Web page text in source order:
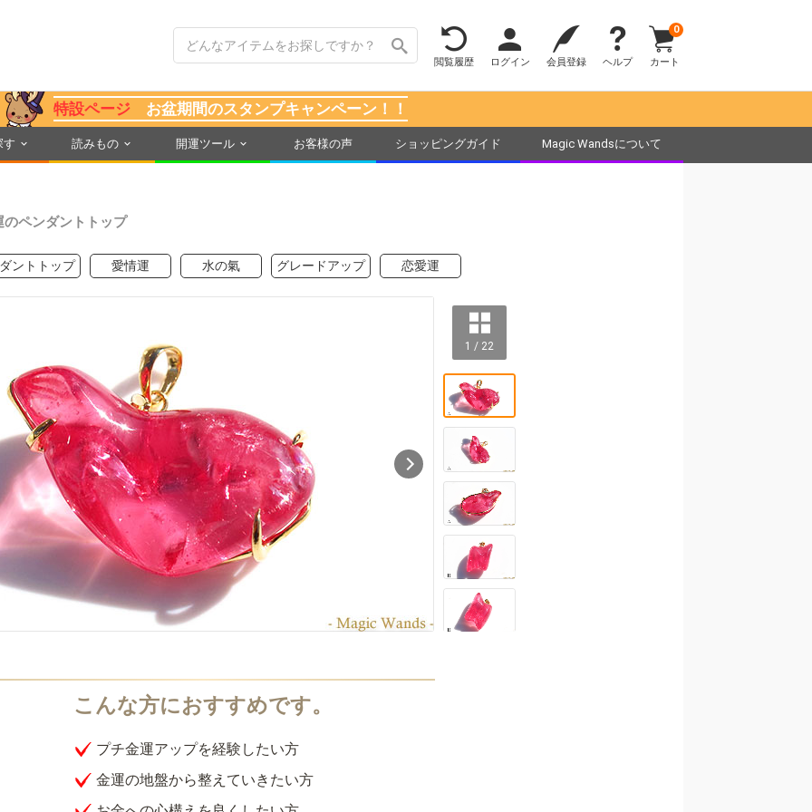
閲覧履歴 ログイン 会員登録 ヘルプ カート
0
特設ページ お盆期間のスタンプキャンペーン！！
す 読みもの 開運ツール お客様の声 ショッピングガイド Magic Wandsについて
ペンダントトップ
ントトップ 愛情運 水の氣 グレードアップ 恋愛運
1 / 22
プチ金運アップを経験したい方
金運の地盤から整えていきたい方